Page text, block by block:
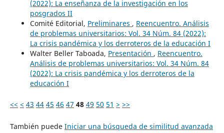
(2022): La enseñanza de la investigación en los
posgrados II
Comité Editorial, Preliminares , Reencuentro. Análisis
de problemas universitarios: Vol. 34 Núm. 84 (2022):
La crisis pandémica y los derroteros de la educación I
Walter Beller Taboada, Presentación , Reencuentro.
Análisis de problemas universitarios: Vol. 34 Núm. 84
(2022): La crisis pandémica y los derroteros de la
educación I
<< < 43 44 45 46 47 48 49 50 51 > >>
También puede Iniciar una búsqueda de similitud avanzada